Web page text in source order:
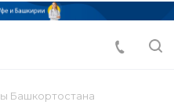
Башкортостана